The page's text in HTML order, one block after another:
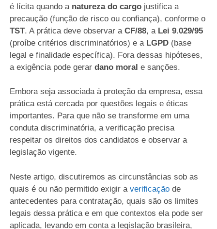
é lícita quando a natureza do cargo justifica a
precaução (função de risco ou confiança), conforme o
TST. A prática deve observar a CF/88, a Lei 9.029/95
(proíbe critérios discriminatórios) e a LGPD (base
legal e finalidade específica). Fora dessas hipóteses,
a exigência pode gerar dano moral e sanções.
Embora seja associada à proteção da empresa, essa
prática está cercada por questões legais e éticas
importantes. Para que não se transforme em uma
conduta discriminatória, a verificação precisa
respeitar os direitos dos candidatos e observar a
legislação vigente.
Neste artigo, discutiremos as circunstâncias sob as
quais é ou não permitido exigir a verificação de
antecedentes para contratação, quais são os limites
legais dessa prática e em que contextos ela pode ser
aplicada, levando em conta a legislação brasileira,